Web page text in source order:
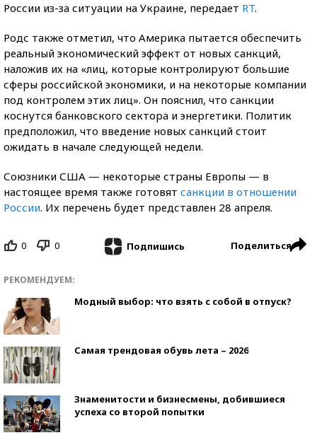
России из-за ситуации на Украине, передает RT.
Родс также отметил, что Америка пытается обеспечить
реальный экономический эффект от новых санкций,
наложив их на «лиц, которые контролируют большие
сферы российской экономики, и на некоторые компании
под контролем этих лиц». Он пояснил, что санкции
коснутся банковского сектора и энергетики. Политик
предположил, что введение новых санкций стоит
ожидать в начале следующей недели.
Союзники США — некоторые страны Европы — в
настоящее время также готовят санкции в отношении
России. Их перечень будет представлен 28 апреля.
0 0 Подпишись Поделиться
РЕКОМЕНДУЕМ:
Модный выбор: что взять с собой в отпуск?
Самая трендовая обувь лета – 2026
Знаменитости и бизнесмены, добившиеся
успеха со второй попытки